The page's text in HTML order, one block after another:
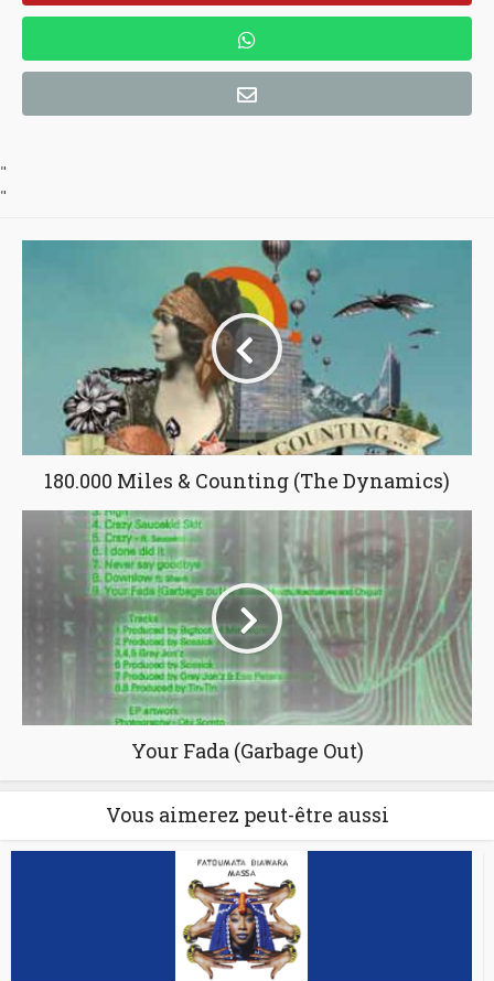
"
"
180.000 Miles & Counting (The Dynamics)
Your Fada (Garbage Out)
Vous aimerez peut-être aussi